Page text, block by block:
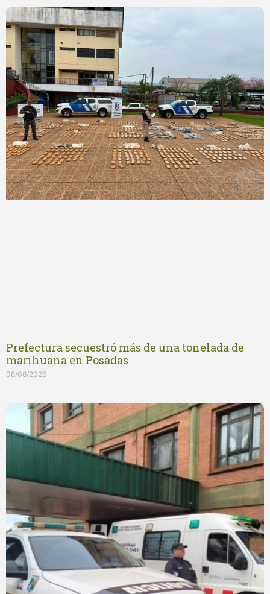
Prefectura secuestró más de una tonelada de
marihuana en Posadas
08/08/2026